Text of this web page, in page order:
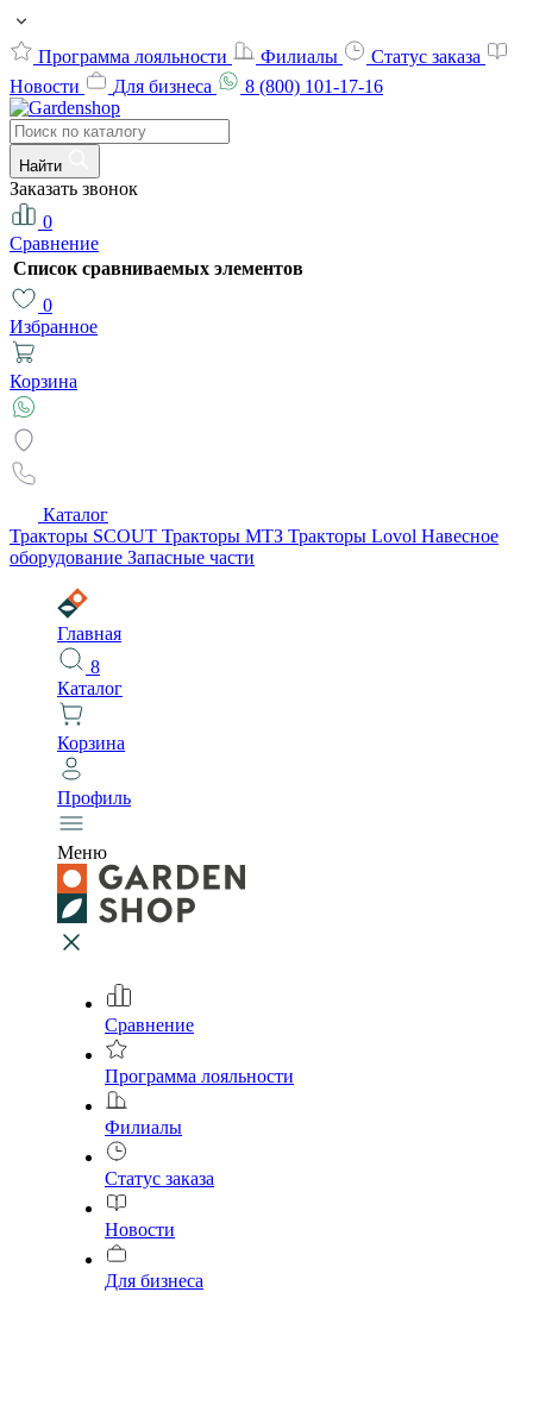
Программа лояльности Филиалы
Статус заказа
Новости
Для бизнеса 8 (800) 101-17-16
Найти
Заказать звонок
0
Сравнение
Список сравниваемых элементов
0
Избранное
Корзина
Каталог
Тракторы SCOUT Тракторы МТЗ Тракторы Lovol Навесное
оборудование Запасные части
Главная
8
Каталог
Корзина
Профиль
Меню
Сравнение
Программа лояльности
Филиалы
Статус заказа
Новости
Для бизнеса